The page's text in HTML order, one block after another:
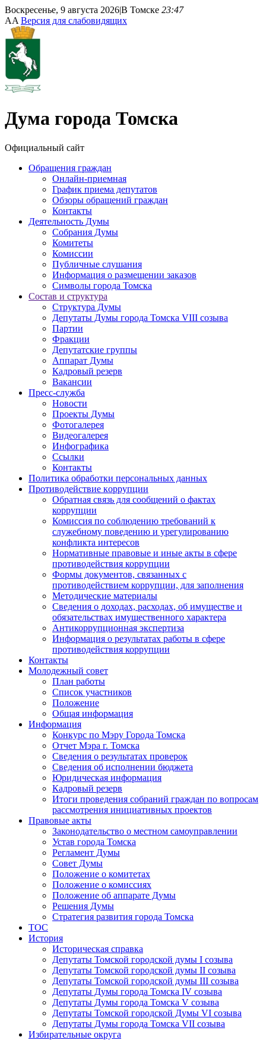
Воскресенье, 9 августа 2026|В Томске 23:47
AA Версия для слабовидящих
Дума города Томска
Официальный сайт
Обращения граждан
Онлайн-приемная
График приема депутатов
Обзоры обращений граждан
Контакты
Деятельность Думы
Собрания Думы
Комитеты
Комиссии
Публичные слушания
Информация о размещении заказов
Символы города Томска
Состав и структура
Структура Думы
Депутаты Думы города Томска VIII созыва
Партии
Фракции
Депутатские группы
Аппарат Думы
Кадровый резерв
Вакансии
Пресс-служба
Новости
Проекты Думы
Фотогалерея
Видеогалерея
Инфографика
Ссылки
Контакты
Политика обработки персональных данных
Прoтивoдeйствие кoрpупции
Обратная связь для сообщений о фактах
коррупции
Комиссия по соблюдению требований к
служебному поведению и урегулированию
конфликта интересов
Нормативные правовые и иные акты в сфере
противодействия коррупции
Формы документов, связанных с
противодействием коррупции, для заполнения
Методические материалы
Сведения о доходах, расходах, об имуществе и
обязательствах имущественного характера
Антикоррупционная экспертиза
Информация о результатах работы в сфере
противодействия коррупции
Контакты
Молодежный совет
План работы
Список участников
Положение
Общая информация
Информация
Конкурс по Мэру Города Томска
Отчет Мэра г. Томска
Сведения о результатах проверок
Сведения об исполнении бюджета
Юридическая информация
Кадровый резерв
Итоги проведения собраний граждан по вопросам
рассмотрения инициативных проектов
Правовые акты
Законодательство о местном самоуправлении
Устав города Томска
Регламент Думы
Совет Думы
Положение о комитетах
Положение о комиссиях
Положение об аппарате Думы
Решения Думы
Стратегия развития города Томска
ТОС
История
Историческая справка
Депутаты Томской городской думы I созыва
Депутаты Томской городской думы II созыва
Депутаты Томской городской думы III созыва
Депутаты Думы города Томска IV созыва
Депутаты Думы города Томска V созыва
Депутаты Томской городской Думы VI созыва
Депутаты Думы города Томска VII созыва
Избирательные округа